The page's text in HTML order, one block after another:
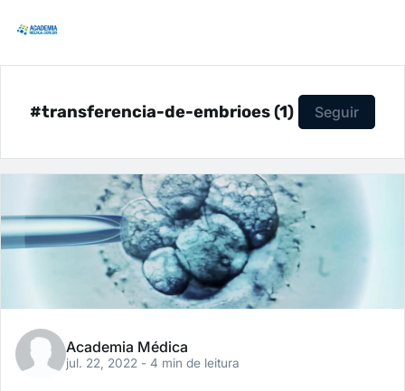
#transferencia-de-embrioes (1) Seguir
Academia Médica
jul. 22, 2022 - 4 min de leitura